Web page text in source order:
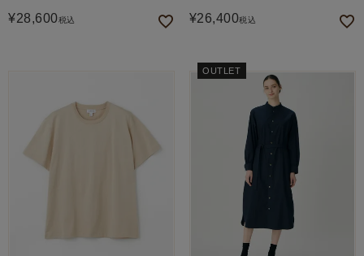
¥28,600税込 ¥26,400税込
OUTLET